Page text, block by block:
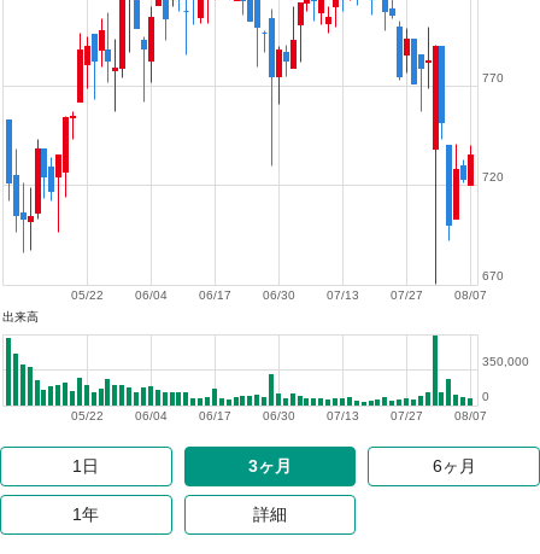
08/07
07/27
07/13
06/30
06/17
06/04
05/22
670
720
770
出来高
08/07
07/27
07/13
06/30
06/17
06/04
05/22
0
350,000
1日 3ヶ月 6ヶ月
1年 詳細